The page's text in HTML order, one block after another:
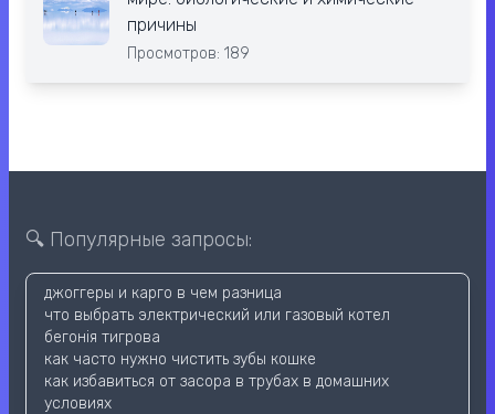
причины
Просмотров: 189
🔍 Популярные запросы:
джоггеры и карго в чем разница
что выбрать электрический или газовый котел
бегонія тигрова
как часто нужно чистить зубы кошке
как избавиться от засора в трубах в домашних
условиях